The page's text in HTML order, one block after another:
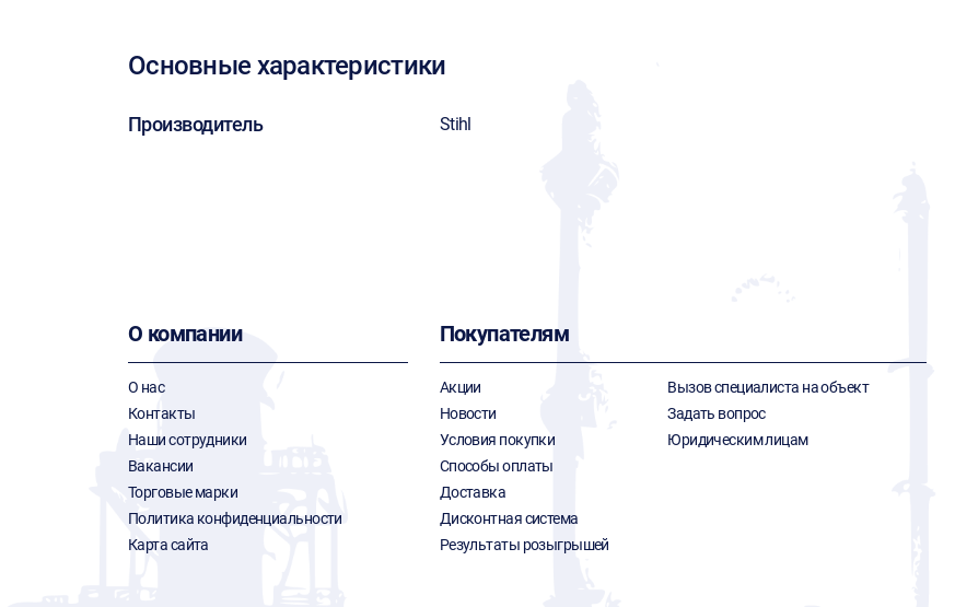
Основные характеристики
Производитель Stihl
О компании
О нас
Контакты
Наши сотрудники
Вакансии
Торговые марки
Политика конфиденциальности
Карта сайта
Покупателям
Акции
Новости
Условия покупки
Способы оплаты
Доставка
Дисконтная система
Результаты розыгрышей
Вызов специалиста на объект
Задать вопрос
Юридическим лицам